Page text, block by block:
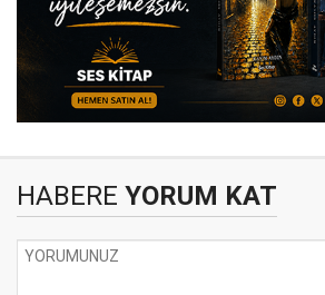
HABERE YORUM KAT